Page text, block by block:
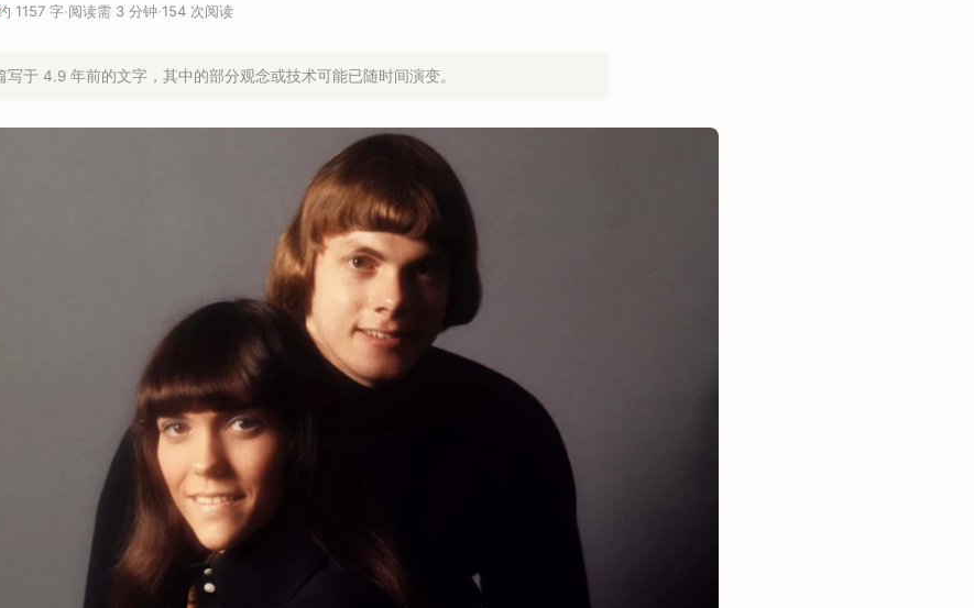
1157 字·阅读需 3 分钟·154 次阅读
写于 4.9 年前的文字，其中的部分观念或技术可能已随时间演变。